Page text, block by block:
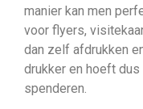
manier kan men
voor flyers,
dan zelf afdrukken
drukker en hoeft
spenderen.